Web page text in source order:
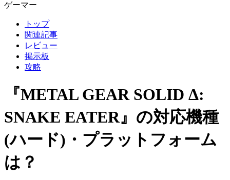
ゲーマー
トップ
関連記事
レビュー
掲示板
攻略
『METAL GEAR SOLID Δ:
SNAKE EATER』の対応機種
(ハード)・プラットフォーム
は？